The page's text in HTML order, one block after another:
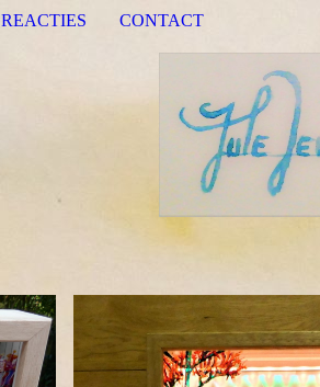
REACTIES CONTACT